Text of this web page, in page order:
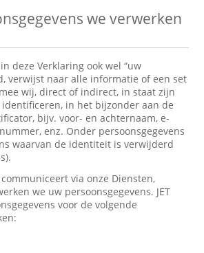
we verwerken
deze Verklaring ook wel “uw
verwijst naar alle informatie of een set
wij, direct of indirect, in staat zijn
in het bijzonder aan de
bijv. voor- en achternaam, e-
enz. Onder persoonsgegevens
waarvan de identiteit is verwijderd
via onze Diensten,
we uw persoonsgegevens. JET
voor de volgende